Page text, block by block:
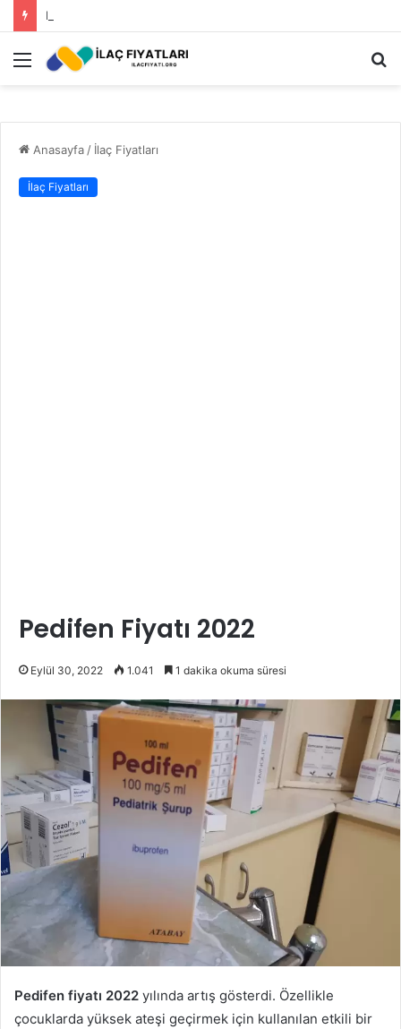
Roundup Ot İlacı Fiyatı 2023
Menü
Anasayfa/ İlaç Fiyatları
İlaç Fiyatları
Pedifen Fiyatı 2022
Eylül 30, 2022 1.041 1 dakika okuma süresi
Pedifen fiyatı 2022 yılında artış gösterdi. Özellikle
çocuklarda yüksek ateşi geçirmek için kullanılan etkili bir